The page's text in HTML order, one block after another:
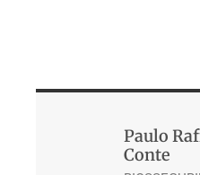
Paulo
Conte